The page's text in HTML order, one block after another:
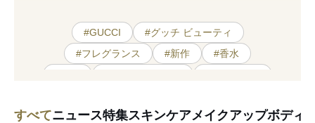
#GUCCI
#グッチ ビューティ
#フレグランス
#新作
#香水
#エルメス
#三宅一生
#調香師
すべてニュース特集スキンケアメイクアップボディ